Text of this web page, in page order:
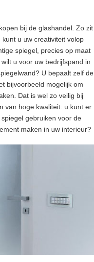
bij de glashandel. Zo zit
u uw creativiteit volop
spiegel, precies op maat
u voor uw bedrijfspand in
U bepaalt zelf de
bijvoorbeeld mogelijk om
Dat is wel zo veilig bij
van hoge kwaliteit: u kunt er
gebruiken voor de
maken in uw interieur?